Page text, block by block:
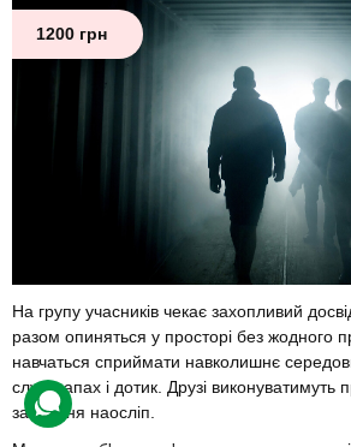
1200 грн
На групу учасників чекає захопливий
разом опиняться у просторі без жодного
навчаться сприймати навколишнє
слух, запах і дотик. Друзі виконуватимуть
завдання наосліп.